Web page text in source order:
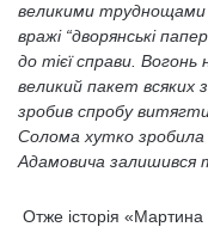
великими труднощами
вражі “дворянські
до тієї справи.
великий пакет всяких
зробив спробу
Солома хутко зробила
Адамовича залишився
Отже історія